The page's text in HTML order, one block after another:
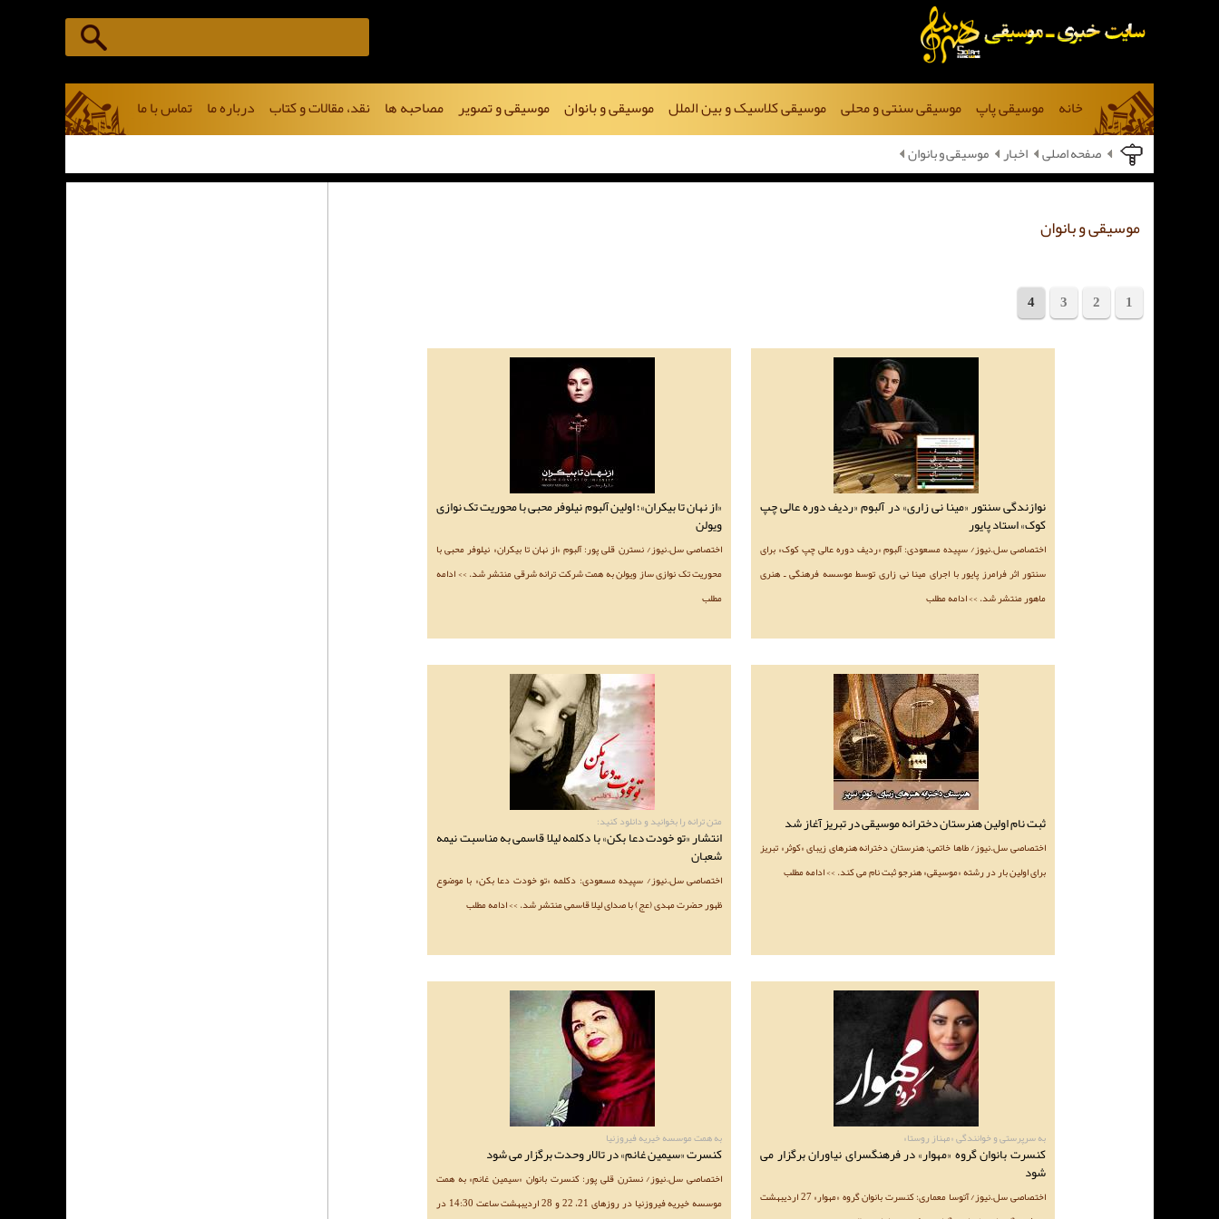
خانه موسیقی پاپ موسیقی سنتی و محلی موسیقی کلاسیک و بین الملل موسیقی و بانوان موسیقی و تصویر مصاحبه ها نقد، مقالات و کتاب درباره ما تماس با ما
صفحه اصلی اخبار موسیقی و بانوان
موسیقی و بانوان
1
2
3
4
نوازندگی سنتور «مینا نی زاری» در آلبوم «ردیف دوره عالی چپ
کوک» استاد پایور
اختصاصی سل.نیوز/ سپیده مسعودی: آلبوم «ردیف دوره عالی چپ کوک» برای
سنتور اثر فرامرز پایور با اجرای مینا نی زاری توسط موسسه فرهنگی ـ هنری
ماهور منتشر شد. >> ادامه مطلب
«از نهان تا بیکران»؛ اولین آلبوم نیلوفر محبی با محوریت تک نوازی
ویولن
اختصاصی سل.نیوز/ نسترن قلی پور: آلبوم «از نهان تا بیکران» نیلوفر محبی با
محوریت تک نوازی ساز ویولن به همت شرکت ترانه شرقی منتشر شد. >> ادامه
مطلب
ثبت نام اولین هنرستان دخترانه موسیقی در تبریز آغاز شد
اختصاصی سل.نیوز/ طاها خاتمی: هنرستان دخترانه هنرهای زیبای «کوثر» تبریز
برای اولین بار در رشته «موسیقی» هنرجو ثبت نام می کند. >> ادامه مطلب
متن ترانه را بخوانید و دانلود کنید:
انتشار «تو خودت دعا بکن» با دکلمه لیلا قاسمی به مناسبت نیمه
شعبان
اختصاصی سل.نیوز/ سپیده مسعودی: دکلمه «تو خودت دعا بکن» با موضوع
ظهور حضرت مهدی (عج) با صدای لیلا قاسمی منتشر شد. >> ادامه مطلب
به سرپرستی و خوانندگی «مهناز روستا»
کنسرت بانوان گروه «مهوار» در فرهنگسرای نیاوران برگزار می
شود
اختصاصی سل.نیوز/ آتوسا معماری: کنسرت بانوان گروه «مهوار» 27 اردیبهشت
به همت موسسه خیریه فیروزنیا
کنسرت «سیمین غانم» در تالار وحدت برگزار می شود
اختصاصی سل.نیوز/ نسترن قلی پور: کنسرت بانوان «سیمین غانم» به همت
موسسه خیریه فیروزنیا در روزهای 21، 22 و 28 اردیبهشت ساعت 14:30 در